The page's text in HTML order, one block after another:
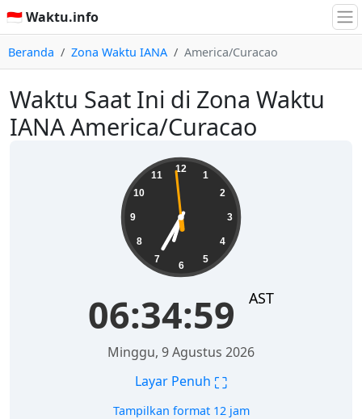
🇮🇩 Waktu.info
Beranda Zona Waktu IANA America/Curacao
Waktu Saat Ini di Zona Waktu
IANA America/Curacao
12
1
2
3
4
5
6
7
8
9
10
11
06:34:59 AST
Minggu, 9 Agustus 2026
Layar Penuh ⛶
Tampilkan format 12 jam